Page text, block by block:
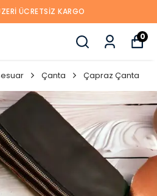
ÜCRETSIZ KARGO
0
Çanta Çapraz Çanta